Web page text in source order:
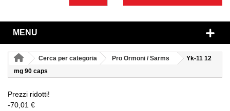
MENU
Cerca per categoria Pro Ormoni / Sarms
Yk-11 12
mg 90 caps
Prezzi ridotti!
-70,01 €